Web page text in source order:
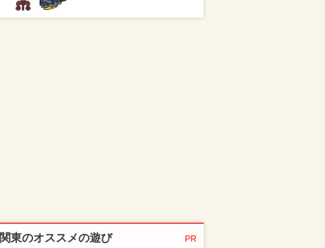
関東のオススメの遊び PR